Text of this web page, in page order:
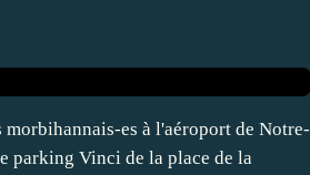
es à l'aéroport de Notre-
parking Vinci de la place de la